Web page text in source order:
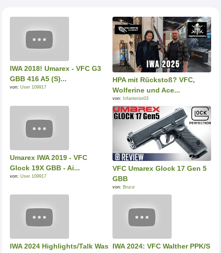
IWA 2018! Umarex - VFC G3
GBB 416 A5 (S)...
von: User 109917
HPA mit Rückstoß? VFC,
Wolferine und Ace...
von: Infanterist03
Umarex IWA 2019 - VFC
Glock 19X GBB - Ai...
von: User 109917
VFC Umarex Glock 17 Gen 5
GBB
von: Bruce
IWA 2024 Highlights/Talk Was IWA 2024: VFC Walther PPK/S